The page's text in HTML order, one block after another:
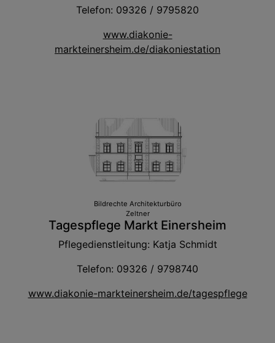
Telefon: 09326 / 9795820
www.diakonie-
markteinersheim.de/diakoniestation
Bildrechte Architekturbüro
Zeltner
Tagespflege Markt Einersheim
Pflegedienstleitung: Katja Schmidt
Telefon: 09326 / 9798740
www.diakonie-markteinersheim.de/tagespflege